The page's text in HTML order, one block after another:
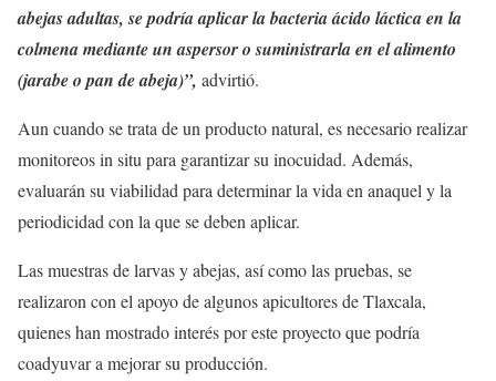
abejas adultas, se podría aplicar la bacteria ácido láctica en la
colmena mediante un aspersor o suministrarla en el alimento
(jarabe o pan de abeja)”, advirtió.
Aun cuando se trata de un producto natural, es necesario realizar
monitoreos in situ para garantizar su inocuidad. Además,
evaluarán su viabilidad para determinar la vida en anaquel y la
periodicidad con la que se deben aplicar.
Las muestras de larvas y abejas, así como las pruebas, se
realizaron con el apoyo de algunos apicultores de Tlaxcala,
quienes han mostrado interés por este proyecto que podría
coadyuvar a mejorar su producción.